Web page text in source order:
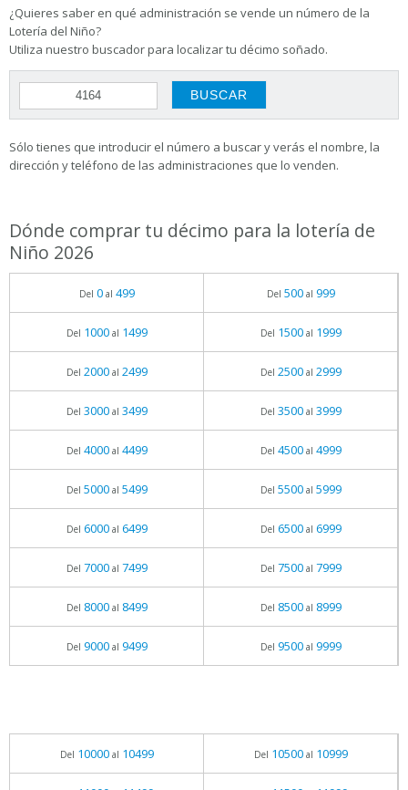
¿Quieres saber en qué administración se vende un número de la
Lotería del Niño?
Utiliza nuestro buscador para localizar tu décimo soñado.
Sólo tienes que introducir el número a buscar y verás el nombre, la
dirección y teléfono de las administraciones que lo venden.
Dónde comprar tu décimo para la lotería de
Niño 2026
Del 0al 499 Del 500al 999
Del 1000al 1499 Del 1500al 1999
Del 2000al 2499 Del 2500al 2999
Del 3000al 3499 Del 3500al 3999
Del 4000al 4499 Del 4500al 4999
Del 5000al 5499 Del 5500al 5999
Del 6000al 6499 Del 6500al 6999
Del 7000al 7499 Del 7500al 7999
Del 8000al 8499 Del 8500al 8999
Del 9000al 9499 Del 9500al 9999
Del 10000al 10499 Del 10500al 10999